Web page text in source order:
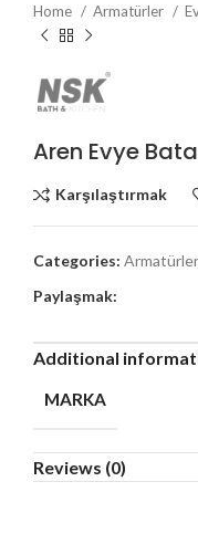
Home Armatürler
Aren Evye
Karşılaştırmak
Categories: Armatürler
Paylaşmak:
Additional
MARKA
Reviews (0)